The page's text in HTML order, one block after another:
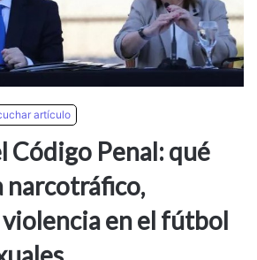
artículo
Código Penal: qué
narcotráfico,
en el fútbol